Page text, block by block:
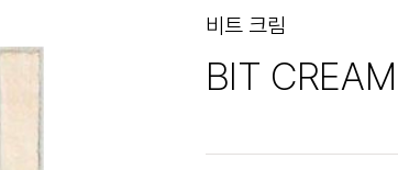
비트 크림
BIT CREAM